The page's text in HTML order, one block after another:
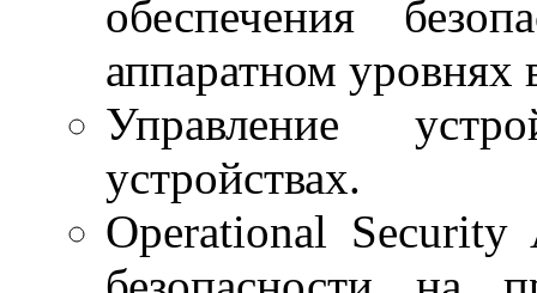
обеспечения
аппаратном уровнях
Управление
устройствах.
Operational Security